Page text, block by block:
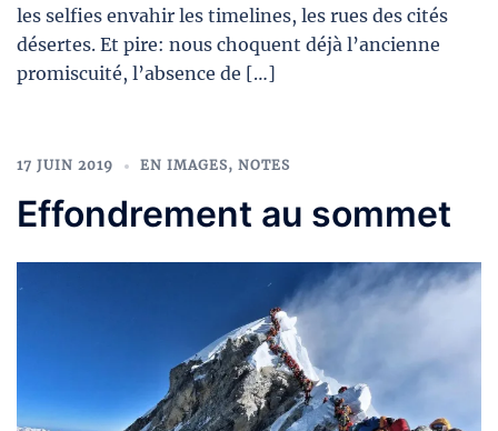
les selfies envahir les timelines, les rues des cités
désertes. Et pire: nous choquent déjà l’ancienne
promiscuité, l’absence de […]
17 JUIN 2019 EN IMAGES, NOTES
Effondrement au sommet